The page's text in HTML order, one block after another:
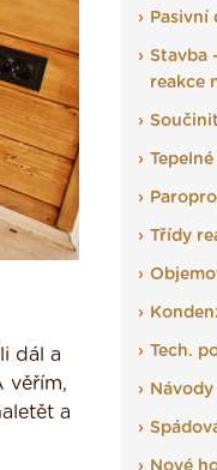
dál a
věřím,
a
Pasivní
Stavba
reakce
Třídy
Tech.
Nové